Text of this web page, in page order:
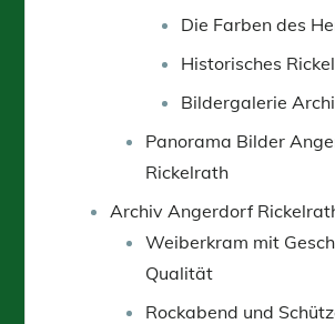
Die Farben des
Historisches
Bildergalerie
Panorama Bilder
Rickelrath
Archiv Angerdorf
Weiberkram mit
Qualität
Rockabend und